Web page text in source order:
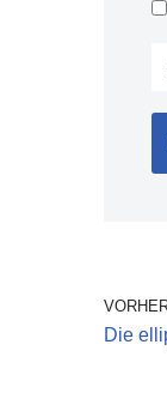
Die